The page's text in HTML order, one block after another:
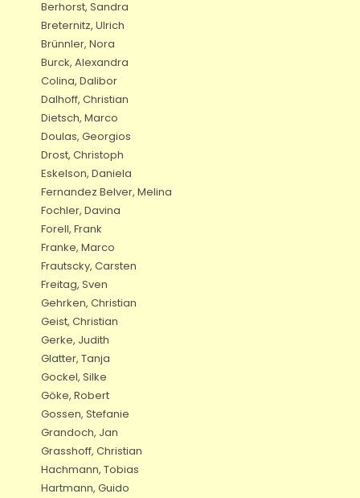
Berhorst, Sandra
Breternitz, Ulrich
Brünnler, Nora
Burck, Alexandra
Colina, Dalibor
Dalhoff, Christian
Dietsch, Marco
Doulas, Georgios
Drost, Christoph
Eskelson, Daniela
Fernandez Belver, Melina
Fochler, Davina
Forell, Frank
Franke, Marco
Frautscky, Carsten
Freitag, Sven
Gehrken, Christian
Geist, Christian
Gerke, Judith
Glatter, Tanja
Gockel, Silke
Göke, Robert
Gossen, Stefanie
Grandoch, Jan
Grasshoff, Christian
Hachmann, Tobias
Hartmann, Guido